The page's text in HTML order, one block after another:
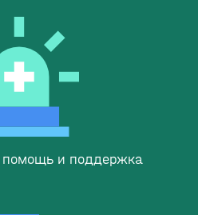
помощь и поддержка